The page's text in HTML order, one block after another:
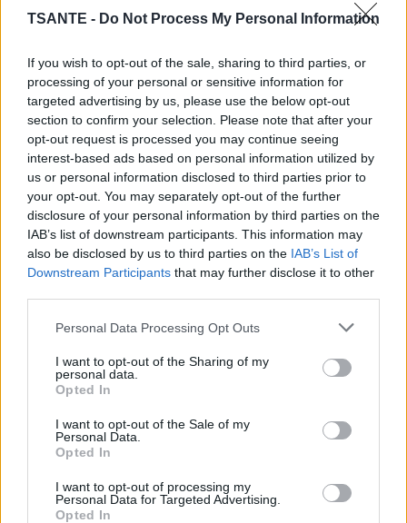
TSANTE - Do Not Process My Personal Information
If you wish to opt-out of the sale, sharing to third parties, or
processing of your personal or sensitive information for
targeted advertising by us, please use the below opt-out
section to confirm your selection. Please note that after your
opt-out request is processed you may continue seeing
interest-based ads based on personal information utilized by
us or personal information disclosed to third parties prior to
your opt-out. You may separately opt-out of the further
disclosure of your personal information by third parties on the
IAB’s list of downstream participants. This information may
also be disclosed by us to third parties on the IAB’s List of
Downstream Participants that may further disclose it to other
Personal Data Processing Opt Outs
I want to opt-out of the Sharing of my
personal data.
Opted In
I want to opt-out of the Sale of my
Personal Data.
Opted In
I want to opt-out of processing my
Personal Data for Targeted Advertising.
Opted In
utile dans le lavage apaisant des furoncles, anti-
et réduit les rides